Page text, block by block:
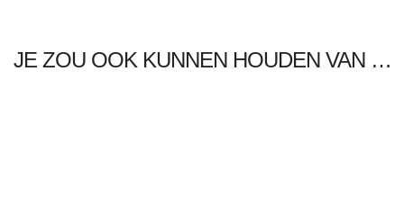
JE ZOU OOK KUNNEN HOUDEN VAN …